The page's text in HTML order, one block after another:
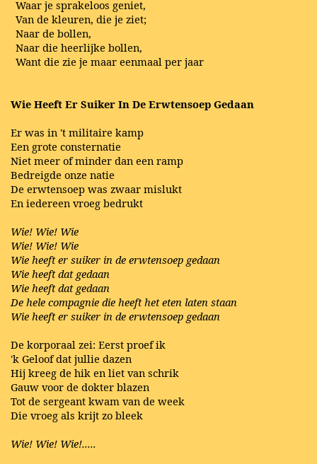
Waar je sprakeloos geniet,
Van de kleuren, die je ziet;
Naar de bollen,
Naar die heerlijke bollen,
Want die zie je maar eenmaal per jaar
Wie Heeft Er Suiker In De Erwtensoep Gedaan
Er was in 't militaire kamp
Een grote consternatie
Niet meer of minder dan een ramp
Bedreigde onze natie
De erwtensoep was zwaar mislukt
En iedereen vroeg bedrukt
Wie! Wie! Wie
Wie! Wie! Wie
Wie heeft er suiker in de erwtensoep gedaan
Wie heeft dat gedaan
Wie heeft dat gedaan
De hele compagnie die heeft het eten laten staan
Wie heeft er suiker in de erwtensoep gedaan
De korporaal zei: Eerst proef ik
'k Geloof dat jullie dazen
Hij kreeg de hik en liet van schrik
Gauw voor de dokter blazen
Tot de sergeant kwam van de week
Die vroeg als krijt zo bleek
Wie! Wie! Wie!.....